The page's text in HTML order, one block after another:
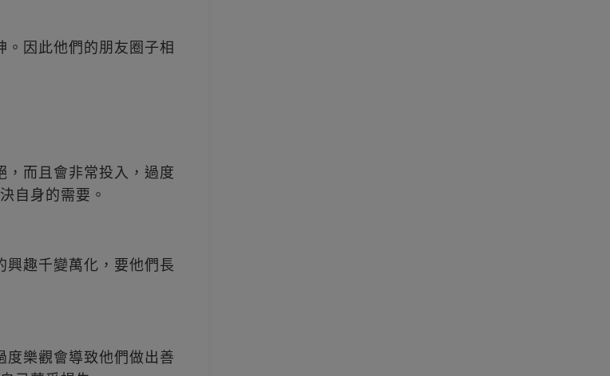
。因此他們的朋友圈子相
，而且會非常投入，過度
自身的需要。
興趣千變萬化，要他們長
度樂觀會導致他們做出善